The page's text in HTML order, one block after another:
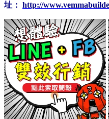
址 ： http://